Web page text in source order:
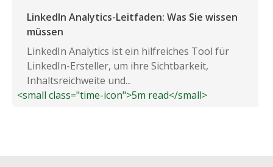
LinkedIn Analytics-Leitfaden: Was Sie wissen
müssen
LinkedIn Analytics ist ein hilfreiches Tool für
LinkedIn-Ersteller, um ihre Sichtbarkeit,
Inhaltsreichweite und...
<small class="time-icon">5m read</small>